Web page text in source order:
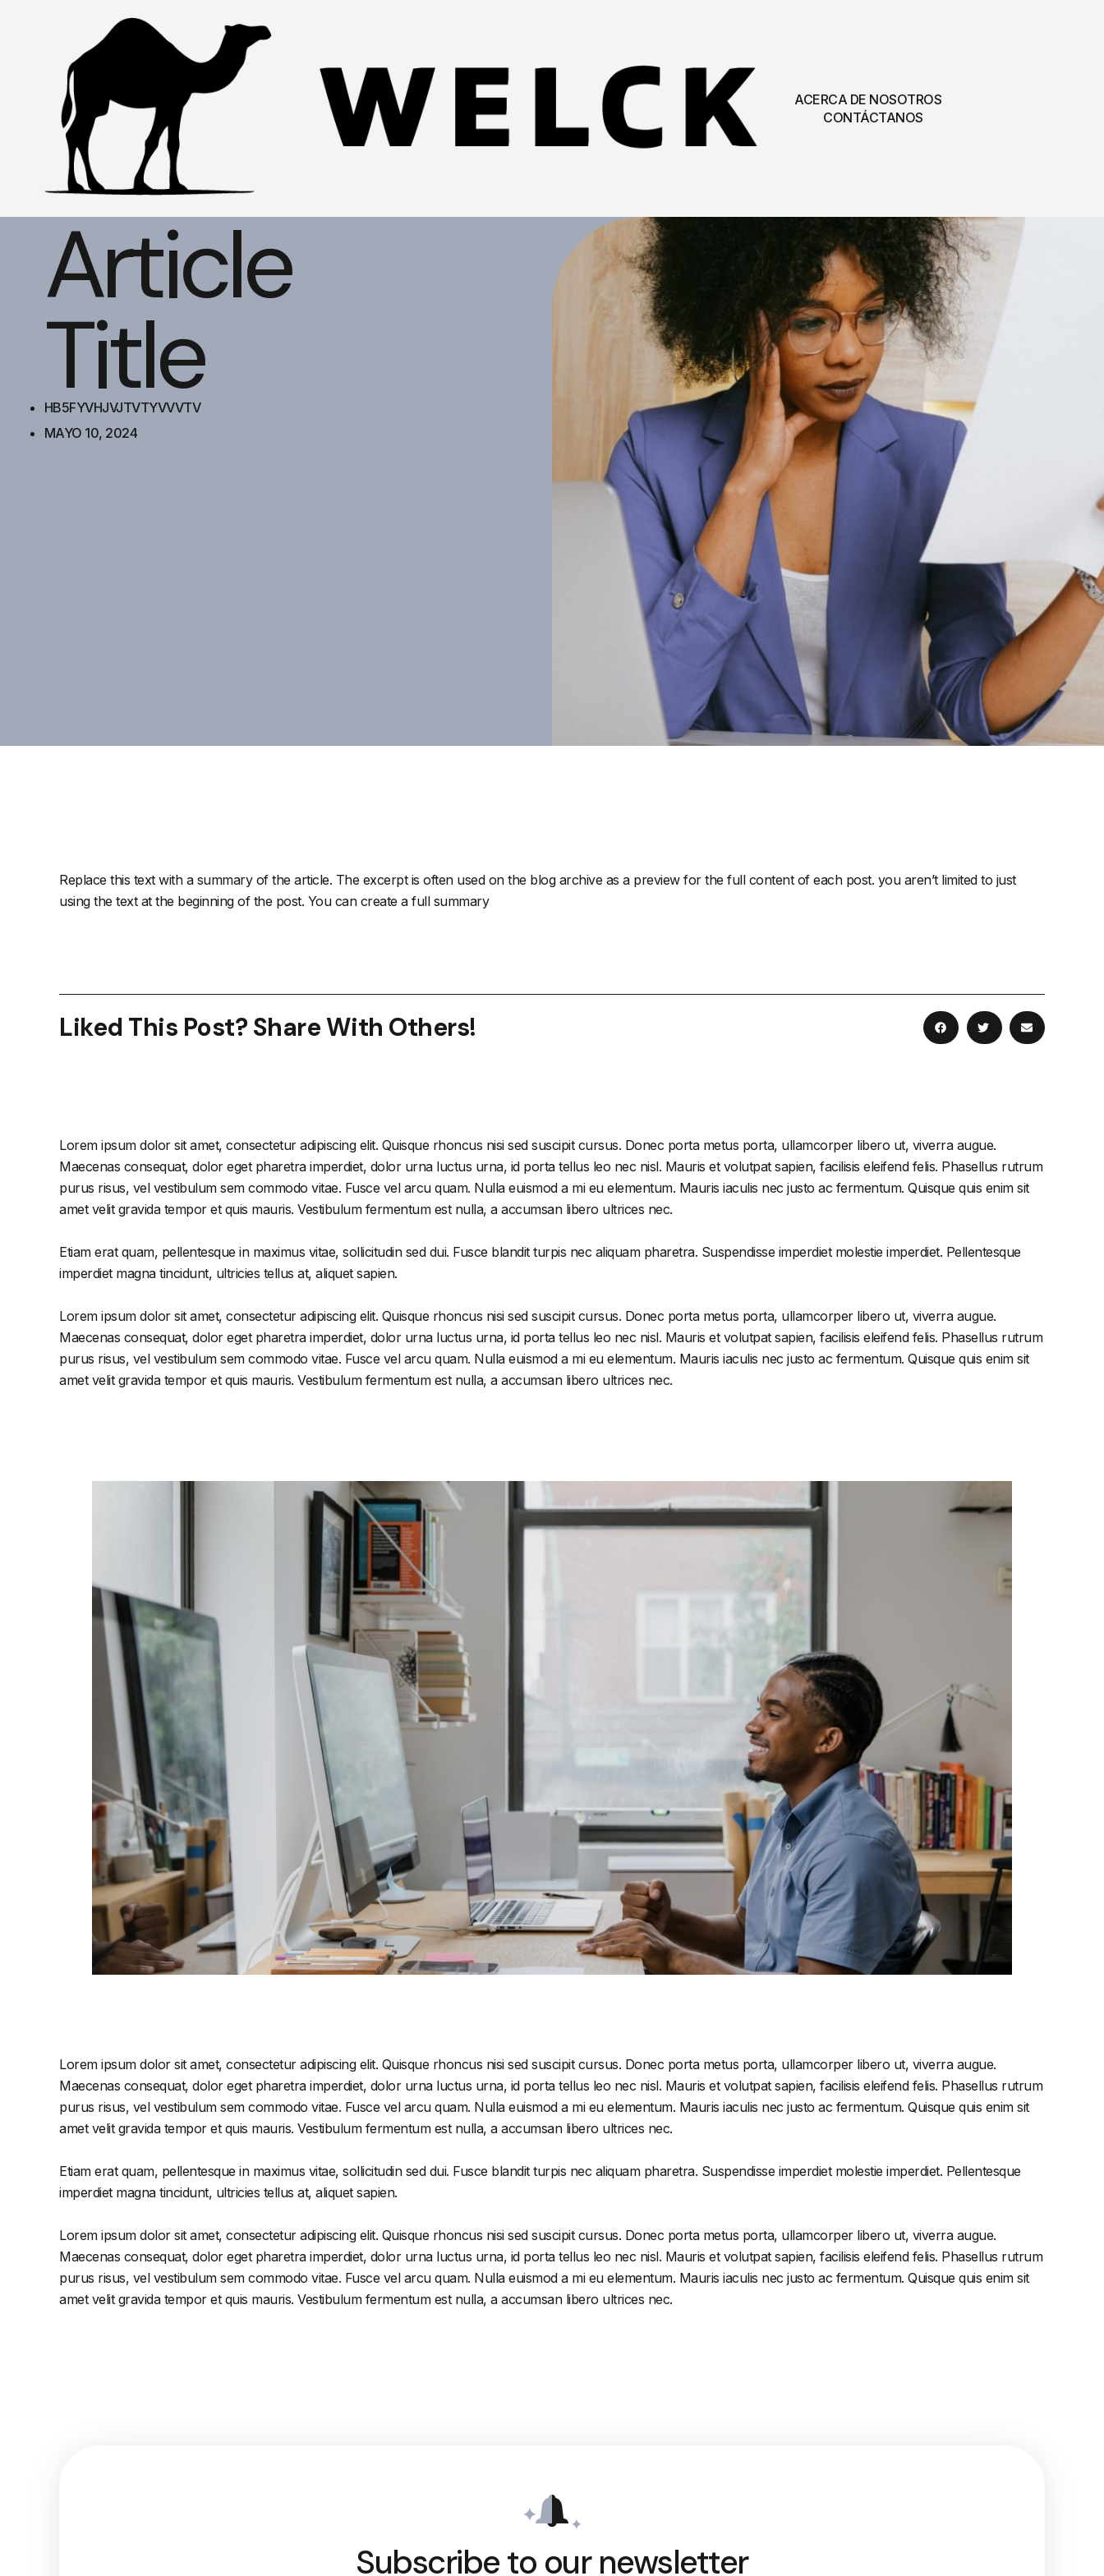
ACERCA DE NOSOTROS
CONTÁCTANOS
Article
Title
HB5FYVHJVJTVTYVVVTV
MAYO 10, 2024
Replace this text with a summary of the article. The excerpt is often used on the blog archive as a preview for the full content of each post. you aren’t limited to just
using the text at the beginning of the post. You can create a full summary
Liked This Post? Share With Others!
Lorem ipsum dolor sit amet, consectetur adipiscing elit. Quisque rhoncus nisi sed suscipit cursus. Donec porta metus porta, ullamcorper libero ut, viverra augue.
Maecenas consequat, dolor eget pharetra imperdiet, dolor urna luctus urna, id porta tellus leo nec nisl. Mauris et volutpat sapien, facilisis eleifend felis. Phasellus rutrum
purus risus, vel vestibulum sem commodo vitae. Fusce vel arcu quam. Nulla euismod a mi eu elementum. Mauris iaculis nec justo ac fermentum. Quisque quis enim sit
amet velit gravida tempor et quis mauris. Vestibulum fermentum est nulla, a accumsan libero ultrices nec.
Etiam erat quam, pellentesque in maximus vitae, sollicitudin sed dui. Fusce blandit turpis nec aliquam pharetra. Suspendisse imperdiet molestie imperdiet. Pellentesque
imperdiet magna tincidunt, ultricies tellus at, aliquet sapien.
Lorem ipsum dolor sit amet, consectetur adipiscing elit. Quisque rhoncus nisi sed suscipit cursus. Donec porta metus porta, ullamcorper libero ut, viverra augue.
Maecenas consequat, dolor eget pharetra imperdiet, dolor urna luctus urna, id porta tellus leo nec nisl. Mauris et volutpat sapien, facilisis eleifend felis. Phasellus rutrum
purus risus, vel vestibulum sem commodo vitae. Fusce vel arcu quam. Nulla euismod a mi eu elementum. Mauris iaculis nec justo ac fermentum. Quisque quis enim sit
amet velit gravida tempor et quis mauris. Vestibulum fermentum est nulla, a accumsan libero ultrices nec.
Lorem ipsum dolor sit amet, consectetur adipiscing elit. Quisque rhoncus nisi sed suscipit cursus. Donec porta metus porta, ullamcorper libero ut, viverra augue.
Maecenas consequat, dolor eget pharetra imperdiet, dolor urna luctus urna, id porta tellus leo nec nisl. Mauris et volutpat sapien, facilisis eleifend felis. Phasellus rutrum
purus risus, vel vestibulum sem commodo vitae. Fusce vel arcu quam. Nulla euismod a mi eu elementum. Mauris iaculis nec justo ac fermentum. Quisque quis enim sit
amet velit gravida tempor et quis mauris. Vestibulum fermentum est nulla, a accumsan libero ultrices nec.
Etiam erat quam, pellentesque in maximus vitae, sollicitudin sed dui. Fusce blandit turpis nec aliquam pharetra. Suspendisse imperdiet molestie imperdiet. Pellentesque
imperdiet magna tincidunt, ultricies tellus at, aliquet sapien.
Lorem ipsum dolor sit amet, consectetur adipiscing elit. Quisque rhoncus nisi sed suscipit cursus. Donec porta metus porta, ullamcorper libero ut, viverra augue.
Maecenas consequat, dolor eget pharetra imperdiet, dolor urna luctus urna, id porta tellus leo nec nisl. Mauris et volutpat sapien, facilisis eleifend felis. Phasellus rutrum
purus risus, vel vestibulum sem commodo vitae. Fusce vel arcu quam. Nulla euismod a mi eu elementum. Mauris iaculis nec justo ac fermentum. Quisque quis enim sit
amet velit gravida tempor et quis mauris. Vestibulum fermentum est nulla, a accumsan libero ultrices nec.
Subscribe to our newsletter